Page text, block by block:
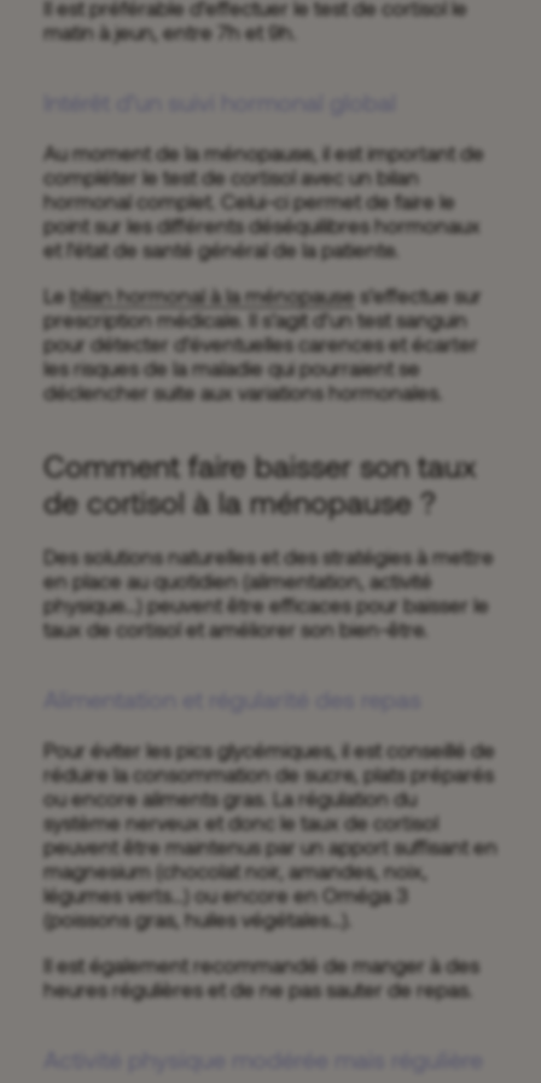
Il est préférable d’effectuer le test de cortisol le
matin à jeun, entre 7h et 9h.
Au moment de la ménopause, il est important de
compléter le test de cortisol avec un bilan
hormonal complet. Celui-ci permet de faire le
point sur les différents déséquilibres hormonaux
et l’état de santé général de la patiente.
Le bilan hormonal à la ménopause s’effectue sur
prescription médicale. Il s’agit d’un test sanguin
pour détecter d’éventuelles carences et écarter
les risques de la maladie qui pourraient se
déclencher suite aux variations hormonales.
Comment faire baisser son taux
de cortisol à la ménopause ?
Des solutions naturelles et des stratégies à mettre
en place au quotidien (alimentation, activité
physique…) peuvent être efficaces pour baisser le
taux de cortisol et améliorer son bien-être.
Pour éviter les pics glycémiques, il est conseillé de
réduire la consommation de sucre, plats préparés
ou encore aliments gras. La régulation du
système nerveux et donc le taux de cortisol
peuvent être maintenus par un apport suffisant en
magnesium (chocolat noir, amandes, noix,
légumes verts…) ou encore en Oméga 3
(poissons gras, huiles végétales…).
Il est également recommandé de manger à des
heures régulières et de ne pas sauter de repas.